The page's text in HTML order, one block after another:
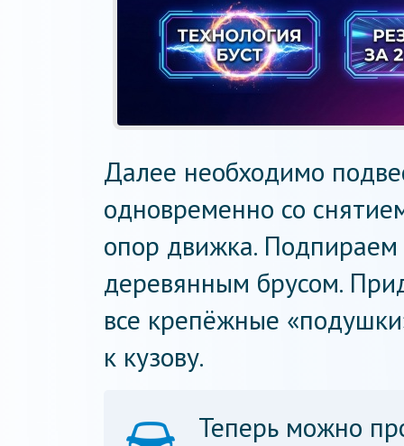
Далее необходимо
одновременно со
опор движка.
деревянным брусом.
все крепёжные
к кузову.
Теперь можно